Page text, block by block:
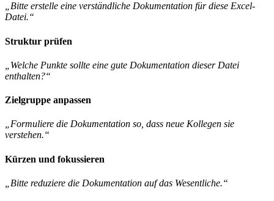
„Bitte erstelle eine verständliche Dokumentation für diese Excel-
Datei.“
Struktur prüfen
„Welche Punkte sollte eine gute Dokumentation dieser Datei
enthalten?“
Zielgruppe anpassen
„Formuliere die Dokumentation so, dass neue Kollegen sie
verstehen.“
Kürzen und fokussieren
„Bitte reduziere die Dokumentation auf das Wesentliche.“